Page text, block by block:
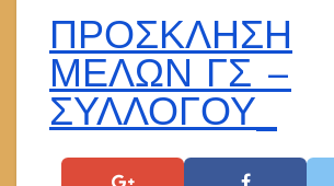
ΠΡΟΣΚΛΗΣΗ
ΜΕΛΩΝ ΓΣ –
ΣΥΛΛΟΓΟΥ_